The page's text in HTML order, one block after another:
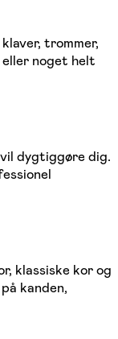
trommer,
noget helt
dygtiggøre dig.
klassiske kor og
kanden,